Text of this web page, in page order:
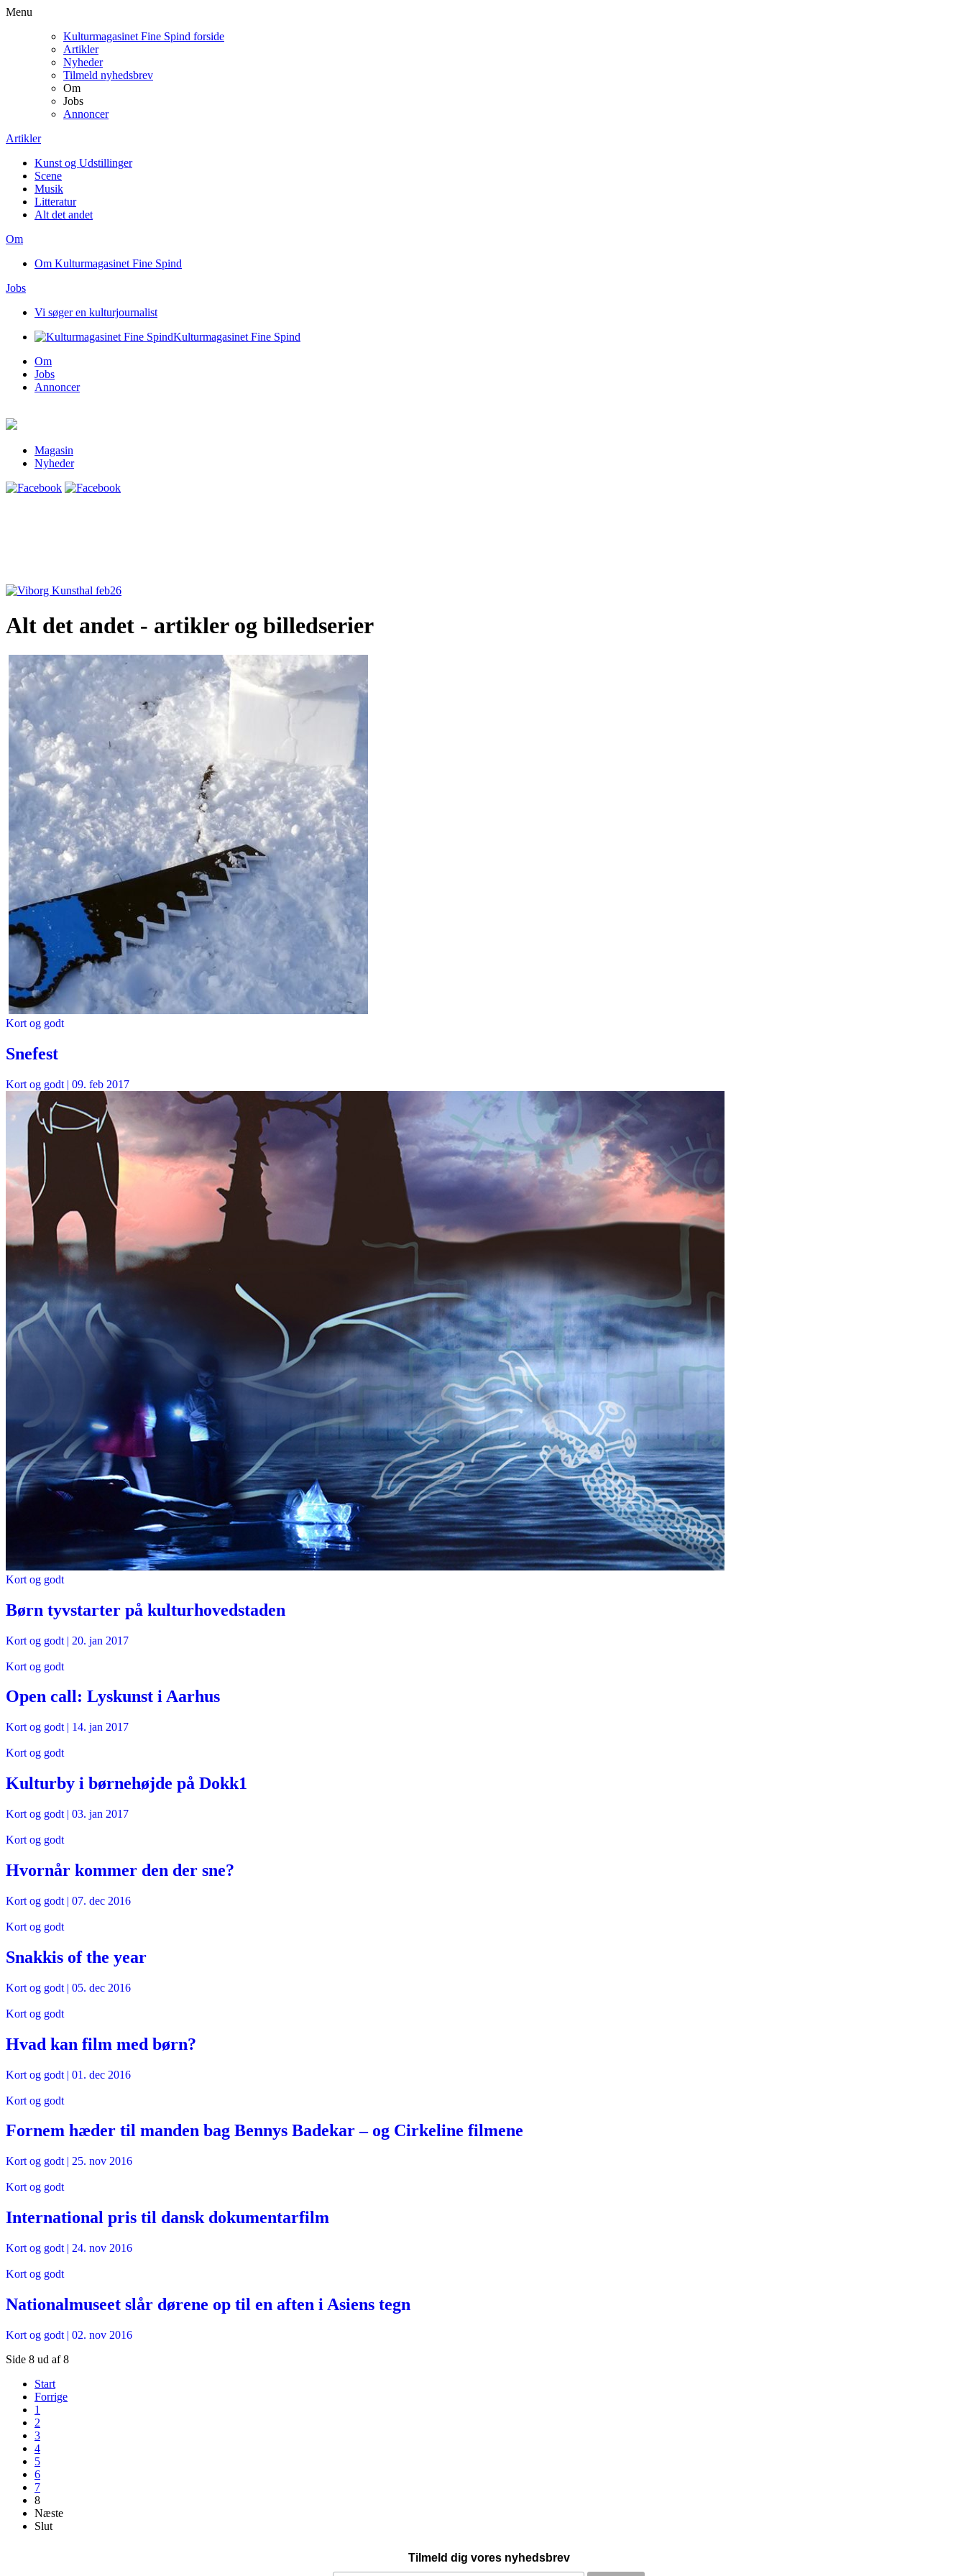
Menu
Kulturmagasinet Fine Spind forside
Artikler
Nyheder
Tilmeld nyhedsbrev
Om
Jobs
Annoncer
Artikler
Kunst og Udstillinger
Scene
Musik
Litteratur
Alt det andet
Om
Om Kulturmagasinet Fine Spind
Jobs
Vi søger en kulturjournalist
Kulturmagasinet Fine Spind
Om
Jobs
Annoncer
Magasin
Nyheder
Alt det andet - artikler og billedserier
Kort og godt
Snefest
Kort og godt | 09. feb 2017
Kort og godt
Børn tyvstarter på kulturhovedstaden
Kort og godt | 20. jan 2017
Kort og godt
Open call: Lyskunst i Aarhus
Kort og godt | 14. jan 2017
Kort og godt
Kulturby i børnehøjde på Dokk1
Kort og godt | 03. jan 2017
Kort og godt
Hvornår kommer den der sne?
Kort og godt | 07. dec 2016
Kort og godt
Snakkis of the year
Kort og godt | 05. dec 2016
Kort og godt
Hvad kan film med børn?
Kort og godt | 01. dec 2016
Kort og godt
Fornem hæder til manden bag Bennys Badekar – og Cirkeline filmene
Kort og godt | 25. nov 2016
Kort og godt
International pris til dansk dokumentarfilm
Kort og godt | 24. nov 2016
Kort og godt
Nationalmuseet slår dørene op til en aften i Asiens tegn
Kort og godt | 02. nov 2016
Side 8 ud af 8
Start
Forrige
1
2
3
4
5
6
7
8
Næste
Slut
Tilmeld dig vores nyhedsbrev